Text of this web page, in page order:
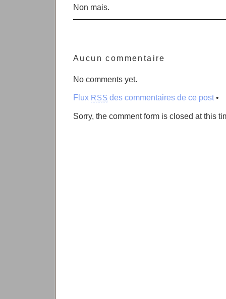
Non mais.
Aucun commentaire
No comments yet.
Flux RSS des commentaires de ce post•
Sorry, the comment form is closed at this